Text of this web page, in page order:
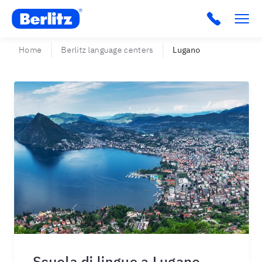
Berlitz CH
Home Berlitz language centers Lugano